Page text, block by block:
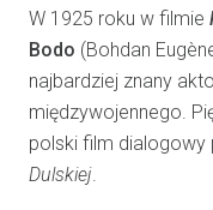
W 1925 roku w filmie
Bodo (Bohdan
najbardziej znany
międzywojennego.
polski film dialogowy
Dulskiej.